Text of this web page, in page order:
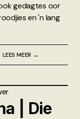
ook gedagtes oor
en 'n lang
LEES MEER →
| Die